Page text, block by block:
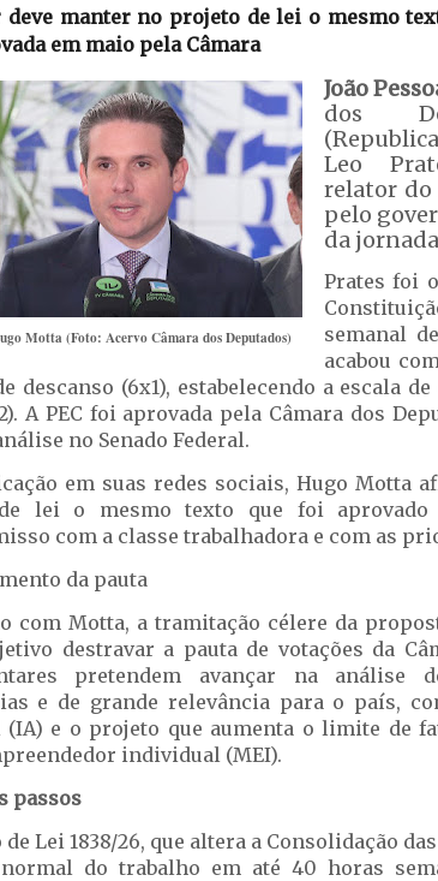
deve manter no projeto de lei o mesmo
em maio pela Câmara
Motta (Foto: Acervo Câmara dos Deputados)
João
dos
Leo
relator do
pelo
da
Prates foi
semanal
acabou
descanso (6x1), estabelecendo a escala
A PEC foi aprovada pela Câmara dos
no Senado Federal.
em suas redes sociais, Hugo Motta
lei o mesmo texto que foi aprovado
com a classe trabalhadora e com as
da pauta
com Motta, a tramitação célere da
destravar a pauta de votações da
pretendem avançar na análise
e de grande relevância para o país,
e o projeto que aumenta o limite de
individual (MEI).
passos
de Lei 1838/26, que altera a Consolidação
do trabalho em até 40 horas